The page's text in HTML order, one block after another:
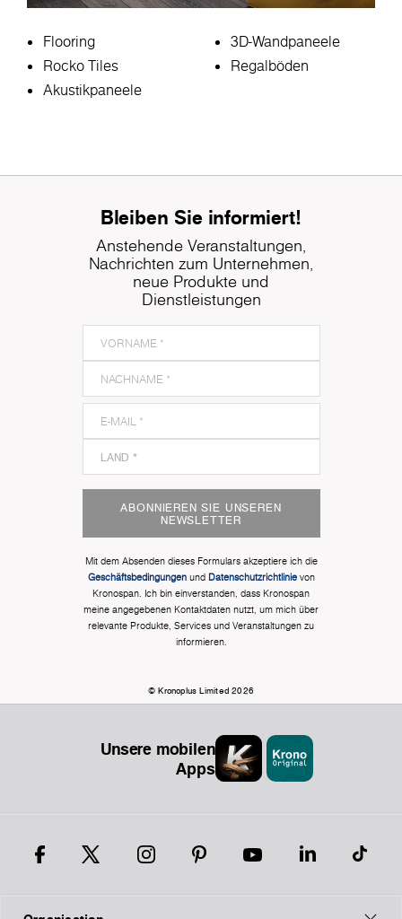
Flooring
Rocko Tiles
Akustikpaneele
3D-Wandpaneele
Regalböden
Bleiben Sie informiert!
Anstehende Veranstaltungen,
Nachrichten zum Unternehmen,
neue Produkte und
Dienstleistungen
ABONNIEREN SIE UNSEREN
NEWSLETTER
Mit dem Absenden dieses Formulars akzeptiere ich die
Geschäftsbedingungenund Datenschutzrichtlinievon
Kronospan. Ich bin einverstanden, dass Kronospan
meine angegebenen Kontaktdaten nutzt, um mich über
relevante Produkte, Services und Veranstaltungen zu
informieren.
© Kronoplus Limited 2026
Unsere mobilen
Apps